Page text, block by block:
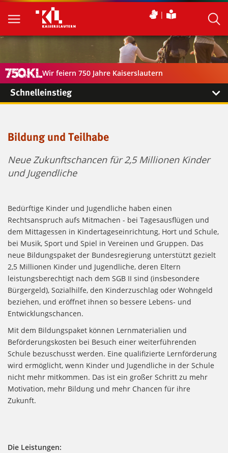
Wir feiern 750 Jahre Kaiserslautern
Schnelleinstieg
Bildung und Teilhabe
Neue Zukunftschancen für 2,5 Millionen Kinder
und Jugendliche
Bedürftige Kinder und Jugendliche haben einen
Rechtsanspruch aufs Mitmachen - bei Tagesausflügen und
dem Mittagessen in Kindertageseinrichtung, Hort und Schule,
bei Musik, Sport und Spiel in Vereinen und Gruppen. Das
neue Bildungspaket der Bundesregierung unterstützt gezielt
2,5 Millionen Kinder und Jugendliche, deren Eltern
leistungsberechtigt nach dem SGB II sind (insbesondere
Bürgergeld), Sozialhilfe, den Kinderzuschlag oder Wohngeld
beziehen, und eröffnet ihnen so bessere Lebens- und
Entwicklungschancen.
Mit dem Bildungspaket können Lernmaterialien und
Beförderungskosten bei Besuch einer weiterführenden
Schule bezuschusst werden. Eine qualifizierte Lernförderung
wird ermöglicht, wenn Kinder und Jugendliche in der Schule
nicht mehr mitkommen. Das ist ein großer Schritt zu mehr
Motivation, mehr Bildung und mehr Chancen für ihre
Zukunft.
Die Leistungen: